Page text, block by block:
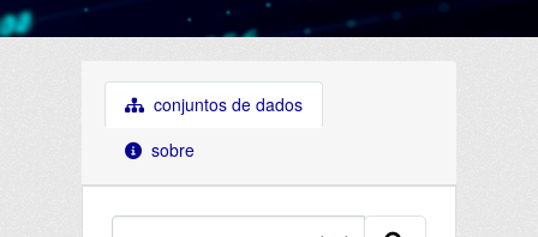
conjuntos de dados
sobre